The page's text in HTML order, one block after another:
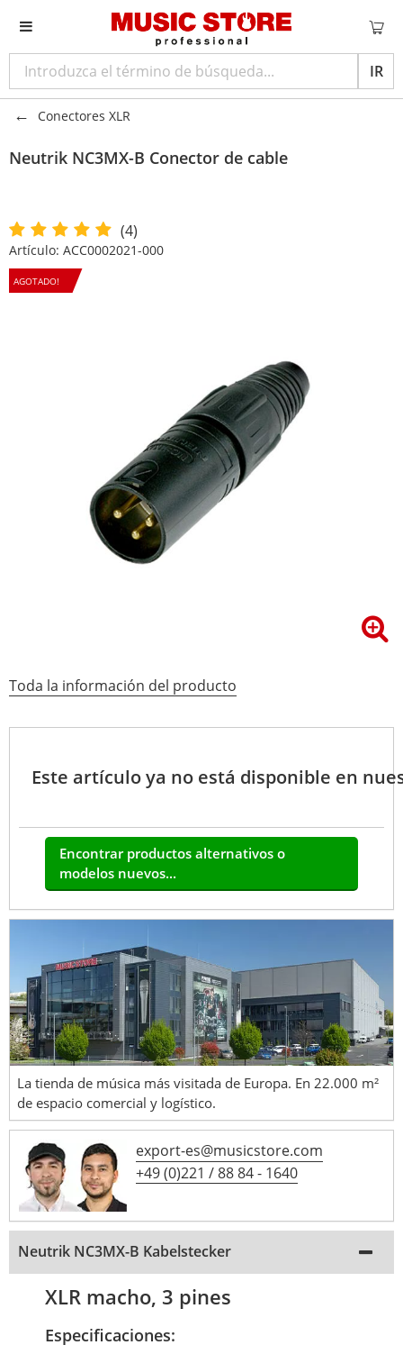
IR
Conectores XLR
Neutrik NC3MX-B Conector de cable
(4)
Artículo: ACC0002021-000
AGOTADO!
Toda la información del producto
Este artículo ya no está disponible en
Encontrar productos alternativos o
modelos nuevos...
La tienda de música más visitada de Europa. En 22.000 m²
de espacio comercial y logístico.
export-es@musicstore.com
+49 (0)221 / 88 84 - 1640
Neutrik NC3MX-B Kabelstecker
XLR macho, 3 pines
Especificaciones: